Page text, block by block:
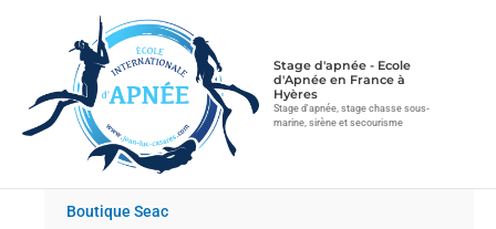
Stage d'apnée - Ecole
d'Apnée en France à
Hyères
Stage d'apnée, stage chasse sous-
marine, sirène et secourisme
Boutique Seac